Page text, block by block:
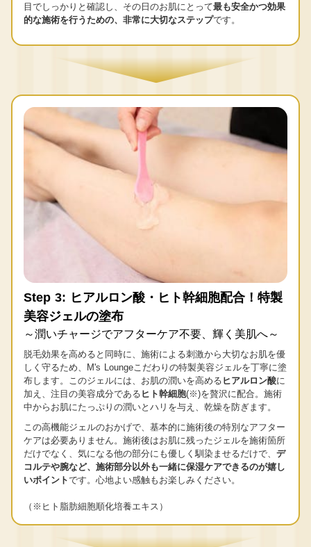
目でしっかりと確認し、その日のお肌にとって最も安全かつ効果
的な施術を行うための、非常に大切なステップです。
Step 3: ヒアルロン酸・ヒト幹細胞配合！特製
美容ジェルの塗布
～潤いチャージでアフターケア不要、輝く美肌へ～
脱毛効果を高めると同時に、施術による刺激から大切なお肌を優
しく守るため、M's Loungeこだわりの特製美容ジェルを丁寧に塗
布します。このジェルには、お肌の潤いを高める ヒアルロン酸に
加え、注目の美容成分である ヒト幹細胞(※)を贅沢に配合。施術
中からお肌にたっぷりの潤いとハリを与え、乾燥を防ぎます。
この高機能ジェルのおかげで、基本的に施術後の特別なアフター
ケアは必要ありません。施術後はお肌に残ったジェルを施術箇所
だけでなく、気になる他の部分にも優しく馴染ませるだけで、 デ
コルテや腕など、施術部分以外も一緒に保湿ケアできるのが嬉し
いポイントです。心地よい感触もお楽しみください。
（※ヒト脂肪細胞順化培養エキス）